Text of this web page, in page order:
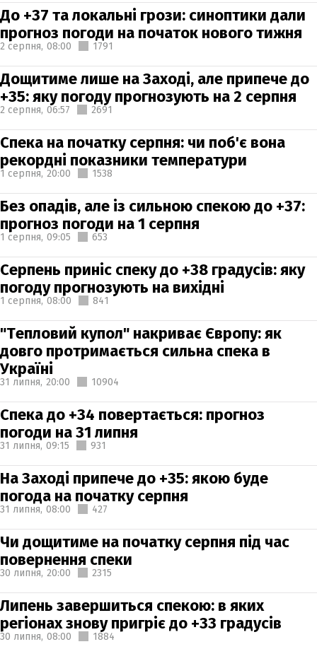
До +37 та локальні грози: синоптики дали
прогноз погоди на початок нового тижня
2 серпня, 08:00 1791
Дощитиме лише на Заході, але припече до
+35: яку погоду прогнозують на 2 серпня
2 серпня, 06:57 2691
Спека на початку серпня: чи поб'є вона
рекордні показники температури
1 серпня, 20:00 1538
Без опадів, але із сильною спекою до +37:
прогноз погоди на 1 серпня
1 серпня, 09:05 653
Серпень приніс спеку до +38 градусів: яку
погоду прогнозують на вихідні
1 серпня, 08:00 841
"Тепловий купол" накриває Європу: як
довго протримається сильна спека в
Україні
31 липня, 20:00 10904
Спека до +34 повертається: прогноз
погоди на 31 липня
31 липня, 09:15 931
На Заході припече до +35: якою буде
погода на початку серпня
31 липня, 08:00 427
Чи дощитиме на початку серпня під час
повернення спеки
30 липня, 20:00 2315
Липень завершиться спекою: в яких
регіонах знову пригріє до +33 градусів
30 липня, 08:00 1884